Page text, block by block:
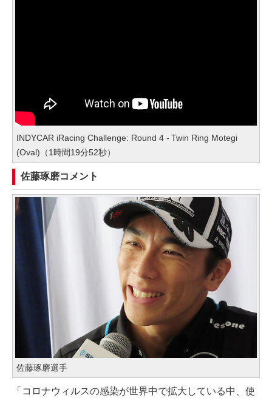
INDYCAR iRacing Challenge: Round 4 - Twin Ring Motegi
(Oval)（1時間19分52秒）
佐藤琢磨コメント
佐藤琢磨選手
「コロナウィルスの感染が世界中で拡大している中、使